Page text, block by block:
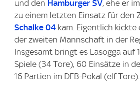
und den Hamburger SV, ehe er
zu einem letzten Einsatz für den
Schalke 04 kam. Eigentlich
der zweiten Mannschaft in der
Insgesamt bringt es Lasogga auf
Spiele (34 Tore), 60 Einsätze in
16 Partien im DFB-Pokal (elf Tore).